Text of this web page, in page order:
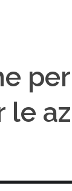
per
le